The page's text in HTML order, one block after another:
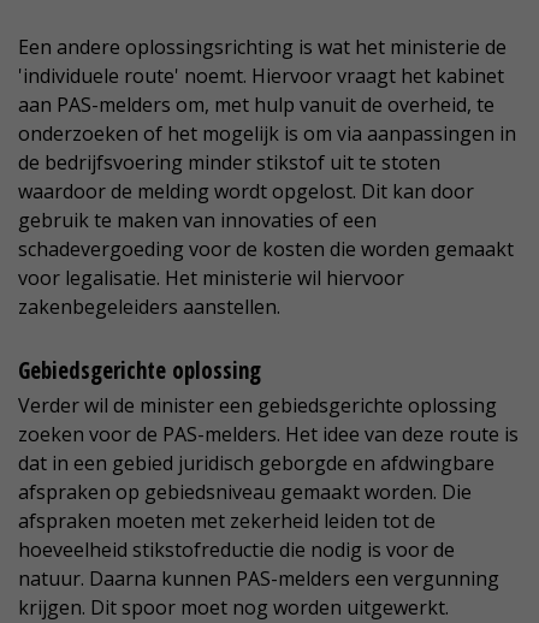
Een andere oplossingsrichting is wat het ministerie de
'individuele route' noemt. Hiervoor vraagt het kabinet
aan PAS-melders om, met hulp vanuit de overheid, te
onderzoeken of het mogelijk is om via aanpassingen in
de bedrijfsvoering minder stikstof uit te stoten
waardoor de melding wordt opgelost. Dit kan door
gebruik te maken van innovaties of een
schadevergoeding voor de kosten die worden gemaakt
voor legalisatie. Het ministerie wil hiervoor
zakenbegeleiders aanstellen.
Gebiedsgerichte oplossing
Verder wil de minister een gebiedsgerichte oplossing
zoeken voor de PAS-melders. Het idee van deze route is
dat in een gebied juridisch geborgde en afdwingbare
afspraken op gebiedsniveau gemaakt worden. Die
afspraken moeten met zekerheid leiden tot de
hoeveelheid stikstofreductie die nodig is voor de
natuur. Daarna kunnen PAS-melders een vergunning
krijgen. Dit spoor moet nog worden uitgewerkt.